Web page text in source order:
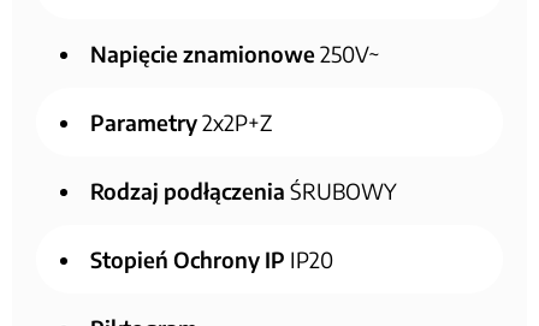
Napięcie znamionowe250V~
Parametry2x2P+Z
Rodzaj podłączenia ŚRUBOWY
Stopień Ochrony IP IP20